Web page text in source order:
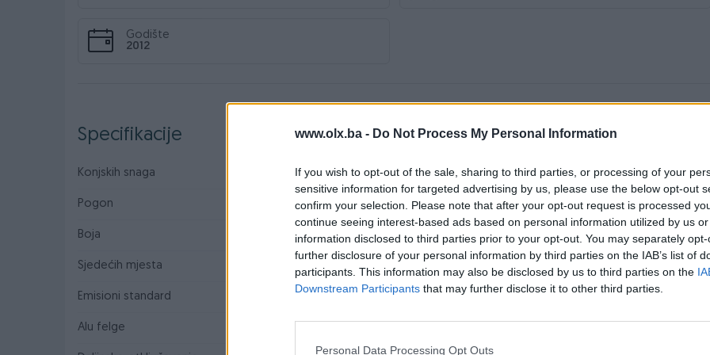
www.olx.ba - Do Not Process My Personal Information
If you wish to opt-out of the sale, sharing to third parties, or processing of your
sensitive information for targeted advertising by us, please use the below opt-out
confirm your selection. Please note that after your opt-out request is processed
continue seeing interest-based ads based on personal information utilized by us
information disclosed to third parties prior to your opt-out. You may separately
further disclosure of your personal information by third parties on the IAB’s list of
participants. This information may also be disclosed by us to third parties on the
Downstream Participants that may further disclose it to other third parties.
Personal Data Processing Opt Outs
Godište
2012
Specifikacije
Konjskih snaga Tip Terenac
Pogon Godina prve registracije 2012
Boja Veličina felgi 16
Sjedećih mjesta Broj stepeni prijenosa 6+R
Emisioni standard Broj prethodnih vlasnika
Alu felge